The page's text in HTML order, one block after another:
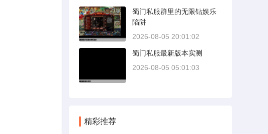
蜀门私服群里的无限钻娱乐
陷阱
2026-08-05 20:01:02
蜀门私服最新版本实测
2026-08-05 05:01:03
精彩推荐